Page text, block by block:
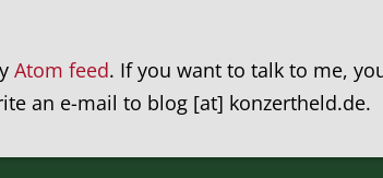
Atom feed. If you want to talk to me,
an e-mail to blog [at] konzertheld.de.